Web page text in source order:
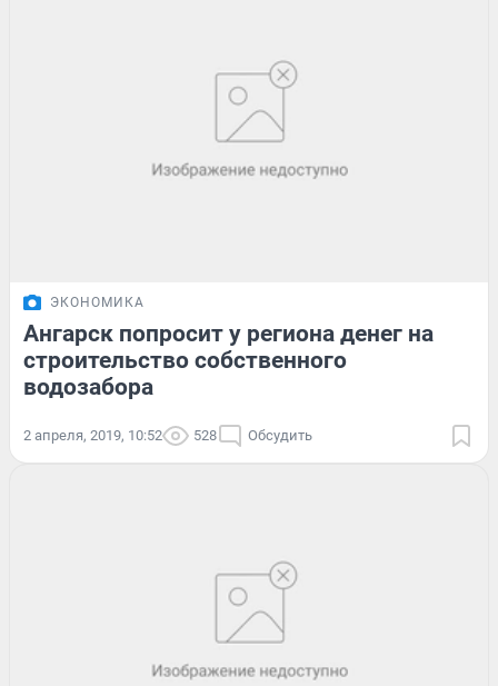
ЭКОНОМИКА
Ангарск попросит у региона денег на
строительство собственного
водозабора
2 апреля, 2019, 10:52 528 Обсудить